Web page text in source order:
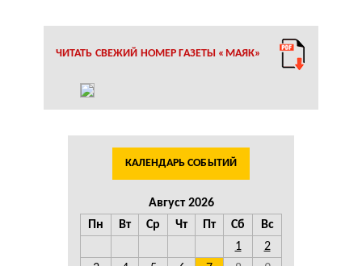
ЧИТАТЬ СВЕЖИЙ НОМЕР ГАЗЕТЫ «МАЯК»
КАЛЕНДАРЬ СОБЫТИЙ
Август 2026
Пн
Вт Ср Чт Пт Сб
Вс
1
2